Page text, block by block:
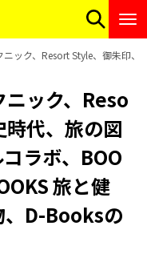
ック、Resort Style、御朱印、
ック、Reso
代、旅の図
ラボ、BOO
旅と健
、D-Booksの